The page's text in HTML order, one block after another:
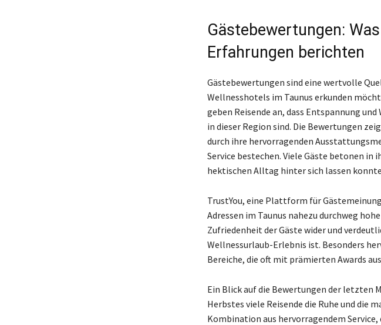
Gästebewertungen:
Erfahrungen berichten
Gästebewertungen sind eine wertvolle
Wellnesshotels im Taunus erkunden
geben Reisende an, dass Entspannung
in dieser Region sind. Die Bewertungen
durch ihre hervorragenden
Service bestechen. Viele Gäste betonen
hektischen Alltag hinter sich lassen
TrustYou, eine Plattform für
Adressen im Taunus nahezu durchweg
Zufriedenheit der Gäste wider und
Wellnessurlaub-Erlebnis ist. Besonders
Bereiche, die oft mit prämierten Awards
Ein Blick auf die Bewertungen der letzten
Herbstes viele Reisende die Ruhe und die
Kombination aus hervorragendem